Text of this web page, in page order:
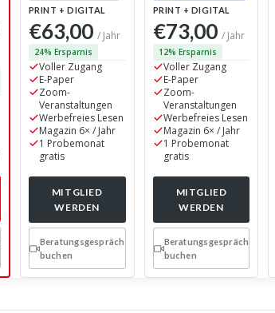
PRINT + DIGITAL
€63,00 / Jahr
24% Ersparnis
Voller Zugang
E-Paper
Zoom-
Veranstaltungen
Werbefreies Lesen
Magazin 6× / Jahr
1 Probemonat
gratis
MITGLIED
WERDEN
Beratungsgespräch
buchen
PRINT + DIGITAL
€73,00 / Jahr
12% Ersparnis
Voller Zugang
E-Paper
Zoom-
Veranstaltungen
Werbefreies Lesen
Magazin 6× / Jahr
1 Probemonat
gratis
MITGLIED
WERDEN
Beratungsgespräch
buchen